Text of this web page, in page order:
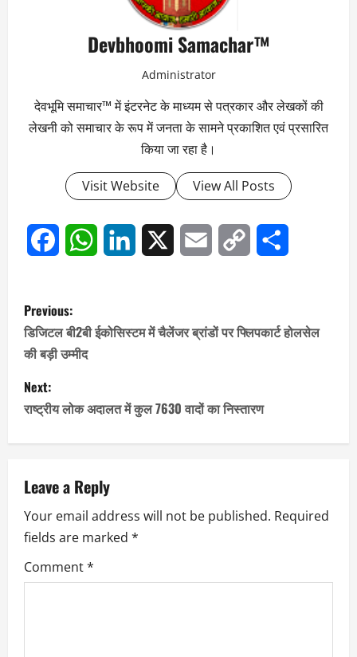
Devbhoomi Samachar™
Administrator
देवभूमि समाचार™ में इंटरनेट के माध्यम से पत्रकार और लेखकों की
लेखनी को समाचार के रूप में जनता के सामने प्रकाशित एवं प्रसारित
किया जा रहा है।
Visit Website View All Posts
FacebookWhatsAppLinkedIn Email
Copy
P
o
s
t
n
a
v
i
g
Previous:
डिजिटल बी2बी ईकोसिस्टम में चैलेंजर ब्रांडों पर फ्लिपकार्ट होलसेल
की बड़ी उम्मीद
Next:
राष्ट्रीय लोक अदालत में कुल 7630 वादों का निस्तारण
Leave a Reply
Your email address will not be published. Required
fields are marked *
Comment*